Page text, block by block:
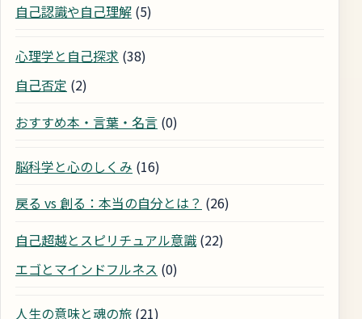
自己認識や自己理解 (5)
心理学と自己探求 (38)
自己否定 (2)
おすすめ本・言葉・名言 (0)
脳科学と心のしくみ (16)
戻る vs 創る：本当の自分とは？ (26)
自己超越とスピリチュアル意識 (22)
エゴとマインドフルネス (0)
人生の意味と魂の旅 (21)